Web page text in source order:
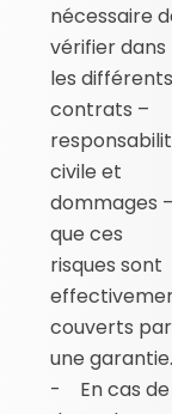
nécessaire
vérifier dans
les différents
contrats –
civile et
dommages
que ces
risques sont
couverts par
une garantie.
- En cas de